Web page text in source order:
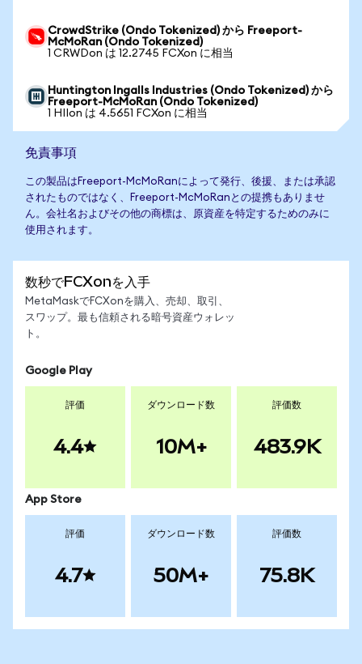
CrowdStrike (Ondo Tokenized) から Freeport-
McMoRan (Ondo Tokenized)
1 CRWDon は 12.2745 FCXon に相当
Huntington Ingalls Industries (Ondo Tokenized) から
Freeport-McMoRan (Ondo Tokenized)
1 HIIon は 4.5651 FCXon に相当
免責事項
この製品はFreeport-McMoRanによって発行、後援、または承認
されたものではなく、Freeport-McMoRanとの提携もありませ
ん。会社名およびその他の商標は、原資産を特定するためのみに
使用されます。
数秒でFCXonを入手
MetaMaskでFCXonを購入、売却、取引、
スワップ。最も信頼される暗号資産ウォレッ
ト。
Google Play
評価
4.4
ダウンロード数
10M+
評価数
483.9K
App Store
評価
4.7
ダウンロード数
50M+
評価数
75.8K